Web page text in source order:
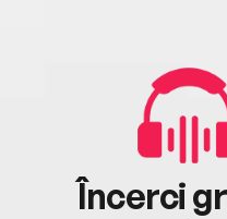
Încerci